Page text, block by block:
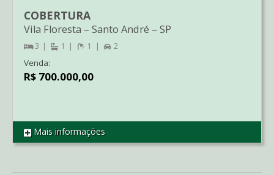
REF CO2508
COBERTURA
Vila Floresta – Santo André – SP
3 1 1 2
Venda:
R$ 700.000,00
Mais informações